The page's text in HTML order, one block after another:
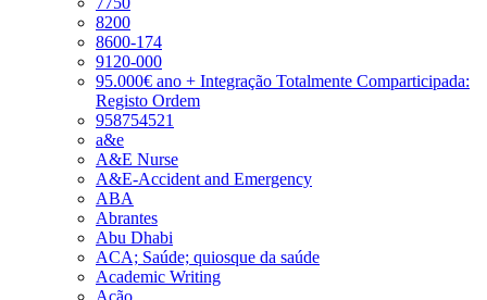
8200
8600-174
9120-000
95.000€ ano + Integração Totalmente Comparticipada:
Registo Ordem
958754521
a&e
A&E Nurse
A&E-Accident and Emergency
ABA
Abrantes
Abu Dhabi
ACA; Saúde; quiosque da saúde
Academic Writing
Ação